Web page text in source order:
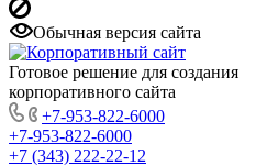
Обычная версия сайта
Готовое решение для создания
корпоративного сайта
+7-953-822-6000
+7-953-822-6000
+7 (343) 222-22-12